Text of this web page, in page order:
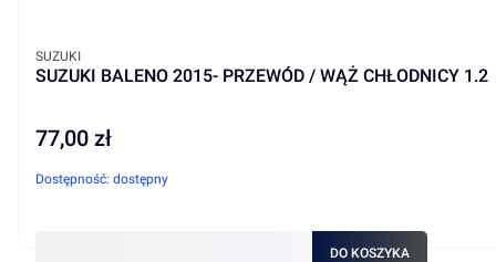
SUZUKI BALENO 2015- PRZEWÓD / WĄŻ CHŁODNICY 1.2
PRODUCENT
SUZUKI
Cena
77,00 zł
Dostępność: dostępny
DO KOSZYKA